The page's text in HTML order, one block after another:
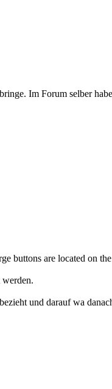
Im Forum selber
buttons are located on the
und darauf wa